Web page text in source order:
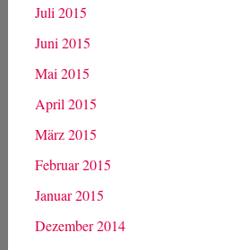
Februar 2016
Januar 2016
Dezember 2015
November 2015
Oktober 2015
September 2015
August 2015
Juli 2015